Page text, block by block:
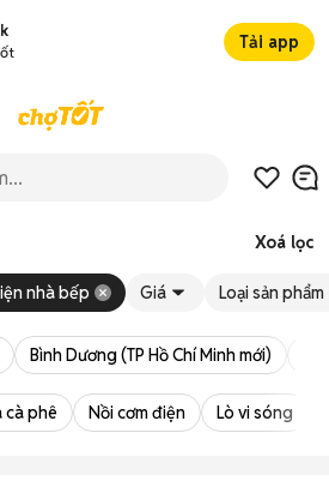
Tải app
Xoá lọc
nhà bếp Giá Loại sản phẩm
Bình Dương (TP Hồ Chí Minh mới)
cà phê Nồi cơm điện Lò vi sóng